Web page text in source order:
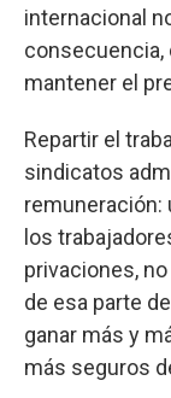
internacional
consecuencia,
mantener el
Repartir el
sindicatos
remuneración:
los
privaciones,
de esa parte
ganar más y
más seguros